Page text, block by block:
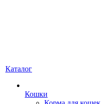
Каталог
Кошки